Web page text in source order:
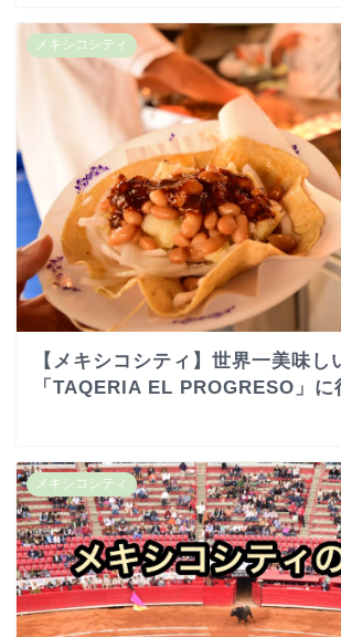
メキシコシティ
【メキシコシティ】世界一美味し
「TAQERIA EL PROGRESO」に
メキシコシティ